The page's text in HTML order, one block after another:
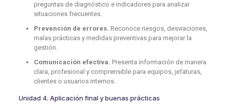
preguntas de diagnóstico e indicadores para analizar
situaciones frecuentes.
Prevención de errores. Reconoce riesgos, desviaciones,
malas prácticas y medidas preventivas para mejorar la
gestión.
Comunicación efectiva. Presenta información de manera
clara, profesional y comprensible para equipos, jefaturas,
clientes o usuarios internos.
Unidad 4. Aplicación final y buenas prácticas